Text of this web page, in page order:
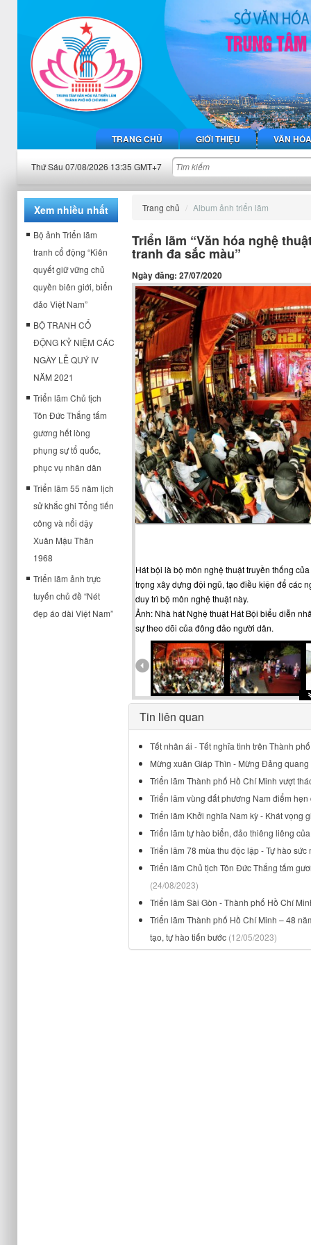
TRANG CHỦ GIỚI THIỆU VĂN HÓA
Thứ Sáu 07/08/2026 13:35 GMT+7
Xem nhiều nhất
Bộ ảnh Triển lãm
tranh cổ động “Kiên
quyết giữ vững chủ
quyền biên giới, biển
đảo Việt Nam”
BỘ TRANH CỔ
ĐỘNG KỶ NIỆM CÁC
NGÀY LỄ QUÝ IV
NĂM 2021
Triển lãm Chủ tịch
Tôn Đức Thắng tấm
gương hết lòng
phụng sự tổ quốc,
phục vụ nhân dân
Triển lãm 55 năm lịch
sử khắc ghi Tổng tiến
công và nổi dậy
Xuân Mậu Thân
1968
Triển lãm ảnh trực
tuyến chủ đề “Nét
đẹp áo dài Việt Nam”
Trang chủ Album ảnh triển lãm
Triển lãm “Văn hóa nghệ
tranh đa sắc màu”
Ngày đăng: 27/07/2020
Hát bội là bộ môn nghệ thuật truyền thống
trọng xây dựng đội ngũ, tạo điều kiện để các
duy trì bộ môn nghệ thuật này.
Ảnh: Nhà hát Nghệ thuật Hát Bội biểu diễn
sự theo dõi của đông đảo người dân.
Tin liên quan
Tết nhân ái - Tết nghĩa tình trên Thành
Mừng xuân Giáp Thìn - Mừng Đảng
Triển lãm Thành phố Hồ Chí Minh vượt
Triển lãm vùng đất phương Nam điểm
Triển lãm Khởi nghĩa Nam kỳ - Khát vọng
Triển lãm tự hào biển, đảo thiêng liêng
Triển lãm 78 mùa thu độc lập - Tự hào sức
Triển lãm Chủ tịch Tôn Đức Thắng tấm
(24/08/2023)
Triển lãm Sài Gòn - Thành phố Hồ Chí
Triển lãm Thành phố Hồ Chí Minh – 48
tạo, tự hào tiến bước (12/05/2023)